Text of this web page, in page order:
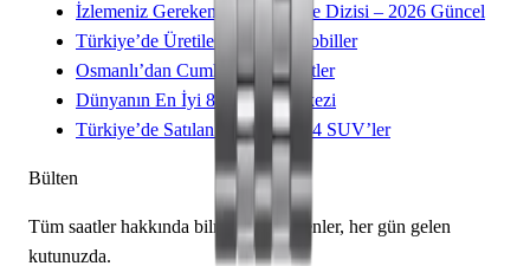
İzlemeniz Gereken 15 Yeni Kore Dizisi – 2026 Güncel
Türkiye’de Üretilen Yerli Otomobiller
Osmanlı’dan Cumhuriyet’e Saatler
Dünyanın En İyi 8 Kayak Merkezi
Türkiye’de Satılan Elektrikli 4×4 SUV’ler
Bülten
Tüm saatler hakkında bilmeniz gerekenler, her gün gelen
kutunuzda.